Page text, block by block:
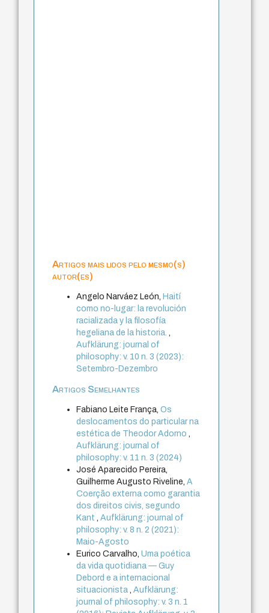
Artigos mais lidos pelo mesmo(s)
autor(es)
Angelo Narváez León, Haití
como no-lugar: la revolución
racializada y la filosofía
hegeliana de la historia.,
Aufklärung: journal of
philosophy: v. 10 n. 3 (2023):
Setembro-Dezembro
Artigos Semelhantes
Fabiano Leite França,Os
deslocamentos do particular na
estética de Theodor Adorno,
Aufklärung: journal of
philosophy: v. 11 n. 3 (2024)
José Aparecido Pereira,
Guilherme Augusto Riveline,A
Coerção externa como garantia
dos direitos civis, segundo
Kant,Aufklärung: journal of
philosophy: v. 8 n. 2 (2021):
Maio-Agosto
Eurico Carvalho,Uma poética
da vida quotidiana — Guy
Debord e a internacional
situacionista,Aufklärung:
journal of philosophy: v. 3 n. 1